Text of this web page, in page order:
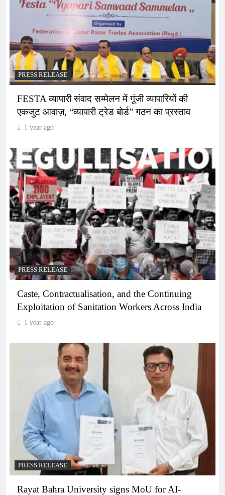
PRESS RELEASE
FESTA व्यापारी संवाद सम्मेलन में गूंजी व्यापारियों की
एकजुट आवाज़, “व्यापारी ट्रेड बोर्ड” गठन का प्रस्ताव
1 year ago
PRESS RELEASE
Caste, Contractualisation, and the Continuing
Exploitation of Sanitation Workers Across India
1 year ago
PRESS RELEASE
Rayat Bahra University signs MoU for AI-